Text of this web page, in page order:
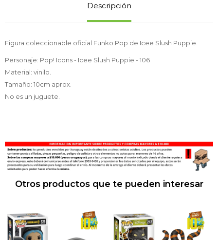
Descripción
Figura coleccionable oficial Funko Pop de Icee Slush Puppie.
Personaje: Pop! Icons - Icee Slush Puppie - 106
Material: vinilo.
Tamaño: 10cm aprox.
No es un juguete.
Otros productos que te pueden interesar